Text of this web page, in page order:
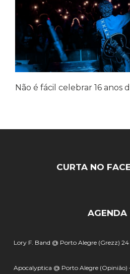
Não é fácil celebrar 16 anos
CURTA NO
AGENDA
Lory F. Band @ Porto Alegre (Grezz)
Apocalyptica @ Porto Alegre (Opinião)